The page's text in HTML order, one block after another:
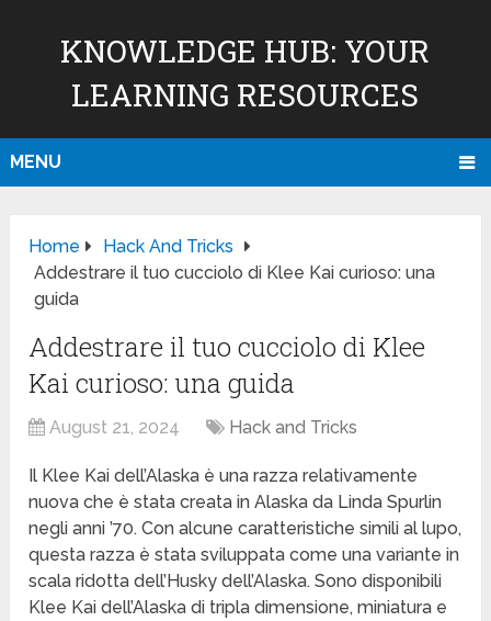
KNOWLEDGE HUB: YOUR
LEARNING RESOURCES
MENU
Home
Hack And Tricks
Addestrare il tuo cucciolo di Klee Kai curioso: una
guida
Addestrare il tuo cucciolo di Klee
Kai curioso: una guida
August 21, 2024 Hack and Tricks
Il Klee Kai dell’Alaska è una razza relativamente
nuova che è stata creata in Alaska da Linda Spurlin
negli anni ’70. Con alcune caratteristiche simili al lupo,
questa razza è stata sviluppata come una variante in
scala ridotta dell’Husky dell’Alaska. Sono disponibili
Klee Kai dell’Alaska di tripla dimensione, miniatura e